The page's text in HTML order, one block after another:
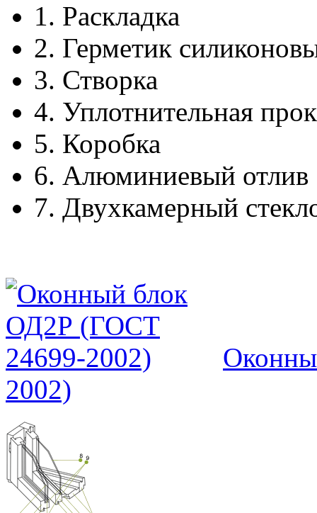
1. Раскладка
2. Герметик
3. Створка
4. Уплотнительная
5. Коробка
6. Алюминиевый отлив
7. Двухкамерный
2002)